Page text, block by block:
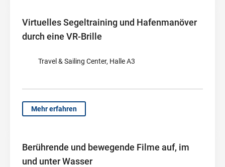
Virtuelles Segeltraining und Hafenmanöver
durch eine VR-Brille
Travel & Sailing Center, Halle A3
Mehr erfahren
Berührende und bewegende Filme auf, im
und unter Wasser